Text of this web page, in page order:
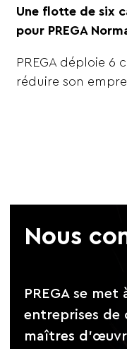
Une flotte de six
pour PREGA
PREGA déploie 6
réduire son
Nous
PREGA se
entreprises de
maîtres